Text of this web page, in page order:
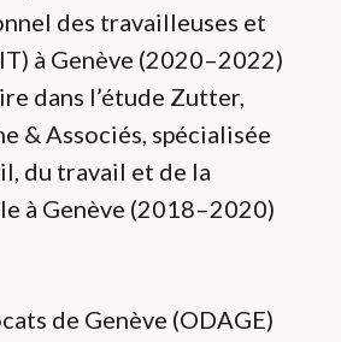
des travailleuses et
à Genève (2020–2022)
dans l’étude Zutter,
& Associés, spécialisée
du travail et de la
à Genève (2018–2020)
de Genève (ODAGE)